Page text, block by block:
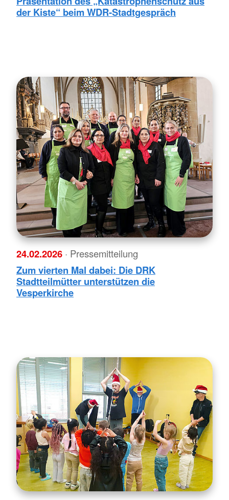
der Kiste“ beim WDR‑Stadtgespräch
24.02.2026 · Pressemitteilung
Zum vierten Mal dabei: Die DRK
Stadtteilmütter unterstützen die
Vesperkirche